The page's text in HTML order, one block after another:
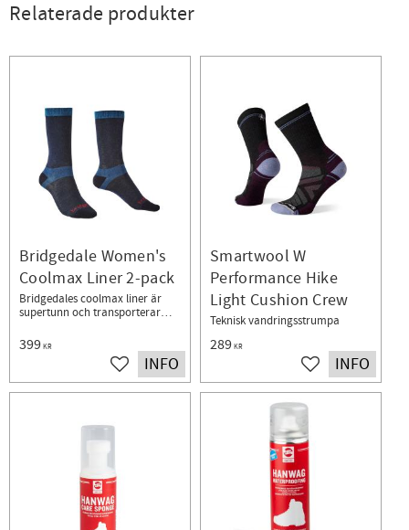
Relaterade produkter
Bridgedale Women's
Coolmax Liner 2-pack
Bridgedales coolmax liner är
supertunn och transporterar
399KR
Lägg till i favoriter
INFO
Smartwool W
Performance Hike
Light Cushion Crew
Teknisk vandringsstrumpa
289KR
Lägg till i
INFO